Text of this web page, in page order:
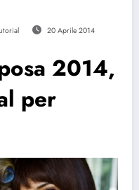
20 Aprile 2014
2014,
per